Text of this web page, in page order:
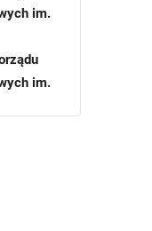
im.
im.
im.
im.